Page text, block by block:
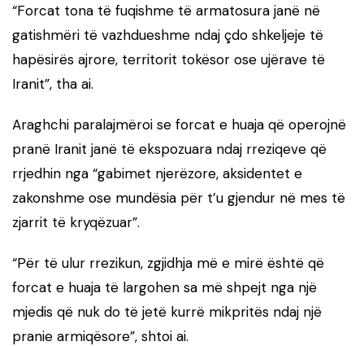
“Forcat tona të fuqishme të armatosura janë në
gatishmëri të vazhdueshme ndaj çdo shkeljeje të
hapësirës ajrore, territorit tokësor ose ujërave të
Iranit”, tha ai.
Araghchi paralajmëroi se forcat e huaja që operojnë
pranë Iranit janë të ekspozuara ndaj rreziqeve që
rrjedhin nga “gabimet njerëzore, aksidentet e
zakonshme ose mundësia për t’u gjendur në mes të
zjarrit të kryqëzuar”.
“Për të ulur rrezikun, zgjidhja më e mirë është që
forcat e huaja të largohen sa më shpejt nga një
mjedis që nuk do të jetë kurrë mikpritës ndaj një
pranie armiqësore”, shtoi ai.